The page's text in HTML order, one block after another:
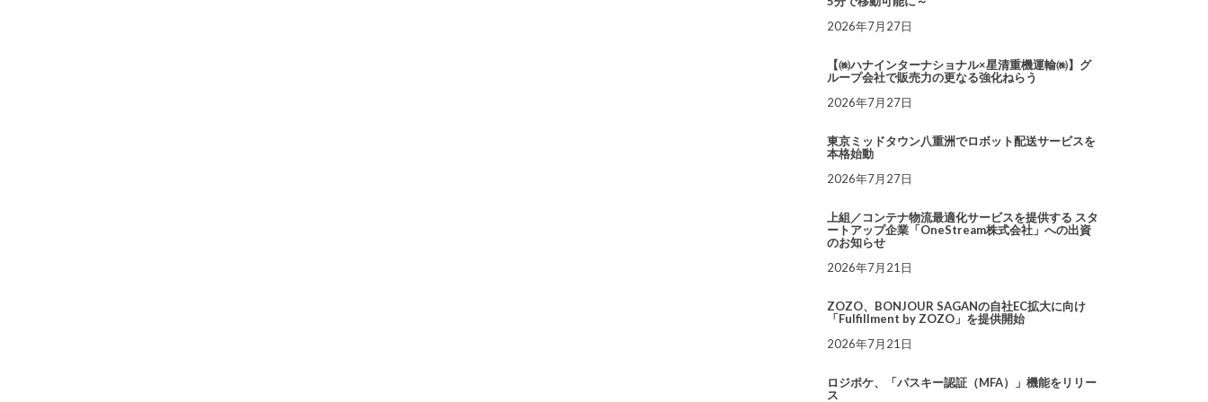
2026年7月27日
【㈱ハナインターナショナル×星清重機運輸㈱】グ
ループ会社で販売力の更なる強化ねらう
2026年7月27日
東京ミッドタウン八重洲でロボット配送サービスを
本格始動
2026年7月27日
上組／コンテナ物流最適化サービスを提供する スタ
ートアップ企業「OneStream株式会社」への出資
のお知らせ
2026年7月21日
ZOZO、BONJOUR SAGANの自社EC拡大に向け
「Fulfillment by ZOZO」を提供開始
2026年7月21日
ロジポケ、「パスキー認証（MFA）」機能をリリー
ス